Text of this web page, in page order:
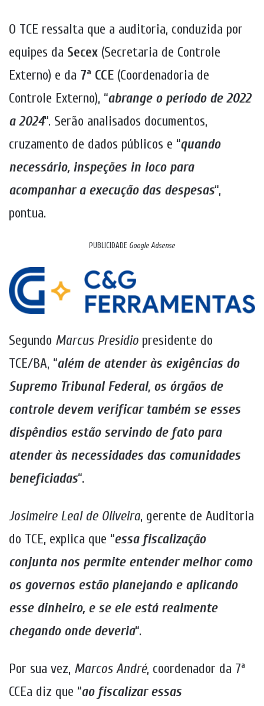
O TCE ressalta que a auditoria, conduzida por
equipes da Secex (Secretaria de Controle
Externo) e da 7ª CCE (Coordenadoria de
Controle Externo), “abrange o período de 2022
a 2024“. Serão analisados documentos,
cruzamento de dados públicos e “quando
necessário, inspeções in loco para
acompanhar a execução das despesas“,
pontua.
PUBLICIDADE Google Adsense
Segundo Marcus Presidio presidente do
TCE/BA, “além de atender às exigências do
Supremo Tribunal Federal, os órgãos de
controle devem verificar também se esses
dispêndios estão servindo de fato para
atender às necessidades das comunidades
beneficiadas“.
Josimeire Leal de Oliveira, gerente de Auditoria
do TCE, explica que “essa fiscalização
conjunta nos permite entender melhor como
os governos estão planejando e aplicando
esse dinheiro, e se ele está realmente
chegando onde deveria“.
Por sua vez, Marcos André, coordenador da 7ª
CCEa diz que “ao fiscalizar essas